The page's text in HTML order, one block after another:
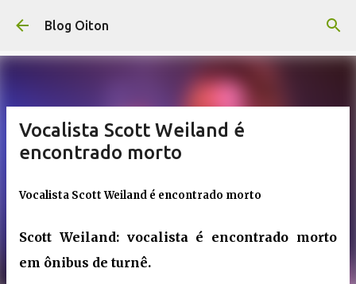
Pular para o conteúdo principal
Blog Oiton
Vocalista Scott Weiland é
encontrado morto
Vocalista Scott Weiland é encontrado morto
Scott Weiland: vocalista é encontrado morto
em ônibus de turnê.